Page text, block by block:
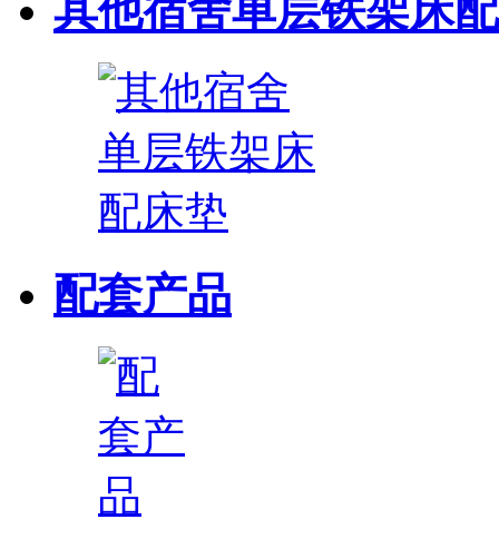
其他宿舍单层铁架床
配套产品